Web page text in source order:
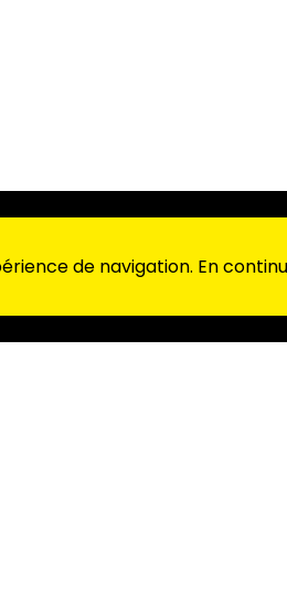
de navigation. En